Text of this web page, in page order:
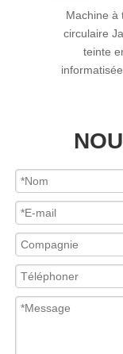
Machine à
circulaire
teinte